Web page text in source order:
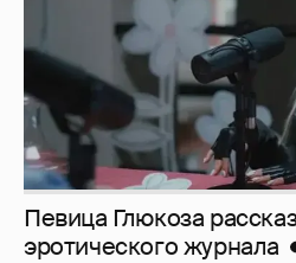
Певица Глюкоза
эротического журнала